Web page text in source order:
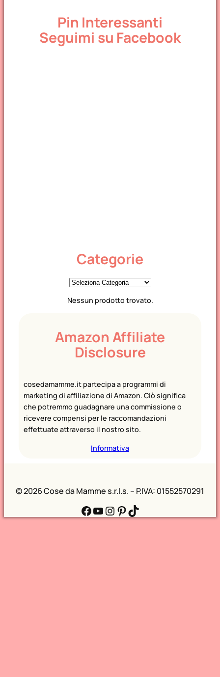
Pin Interessanti
Seguimi su Facebook
Categorie
C
t
o
Nessun prodotto trovato.
Amazon Affiliate
Disclosure
cosedamamme.it partecipa a programmi di
marketing di affiliazione di Amazon. Ciò significa
che potremmo guadagnare una commissione o
ricevere compensi per le raccomandazioni
effettuate attraverso il nostro sito.
Informativa
©2026 Cose da Mamme s.r.l.s. – P.IVA: 01552570291
Facebook YouTube Instagram Pinterest TikTok